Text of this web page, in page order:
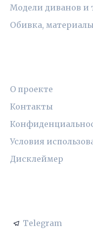
Модели диванов
Обивка,
О проекте
Контакты
Условия
Дисклеймер
Telegram